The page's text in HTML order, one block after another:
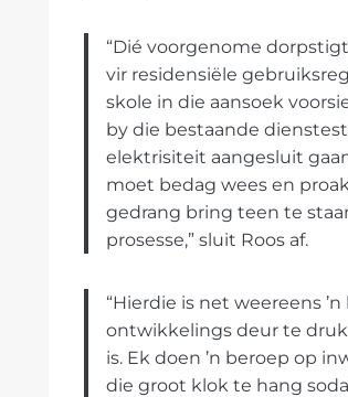
“Dié voorgenome
vir residensiële
skole in die aansoek
by die bestaande
elektrisiteit aangesluit
moet bedag wees en
gedrang bring teen te
prosesse,” sluit Roos af.
“Hierdie is net weereens
ontwikkelings deur te
is. Ek doen ’n beroep op
die groot klok te hang